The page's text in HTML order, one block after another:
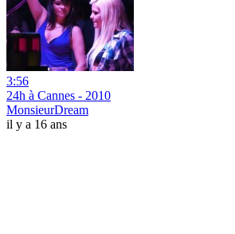
3:56
24h à Cannes - 2010
MonsieurDream
il y a 16 ans